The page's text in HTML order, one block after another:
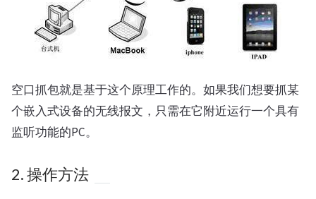
空口抓包就是基于这个原理工作的。如果我们想要抓某
个嵌入式设备的无线报文，只需在它附近运行一个具有
监听功能的PC。
2. 操作方法